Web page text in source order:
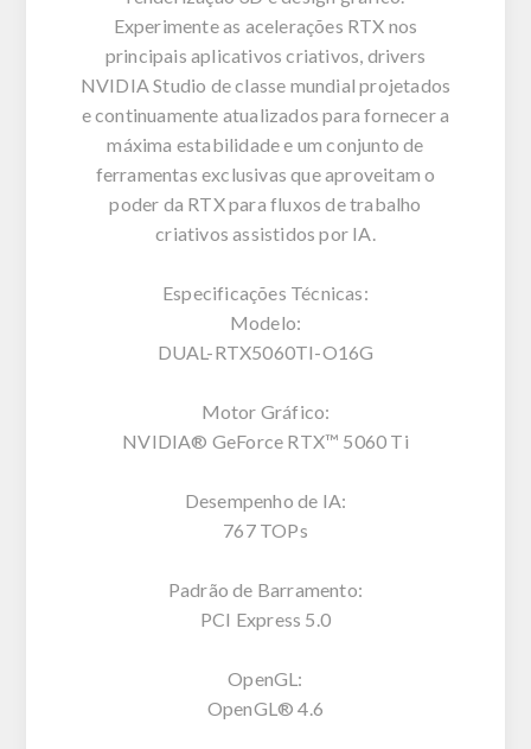
Experimente as acelerações RTX nos
principais aplicativos criativos, drivers
NVIDIA Studio de classe mundial projetados
e continuamente atualizados para fornecer a
máxima estabilidade e um conjunto de
ferramentas exclusivas que aproveitam o
poder da RTX para fluxos de trabalho
criativos assistidos por IA.
Especificações Técnicas:
Modelo:
DUAL-RTX5060TI-O16G
Motor Gráfico:
NVIDIA® GeForce RTX™ 5060 Ti
Desempenho de IA:
767 TOPs
Padrão de Barramento:
PCI Express 5.0
OpenGL:
OpenGL® 4.6